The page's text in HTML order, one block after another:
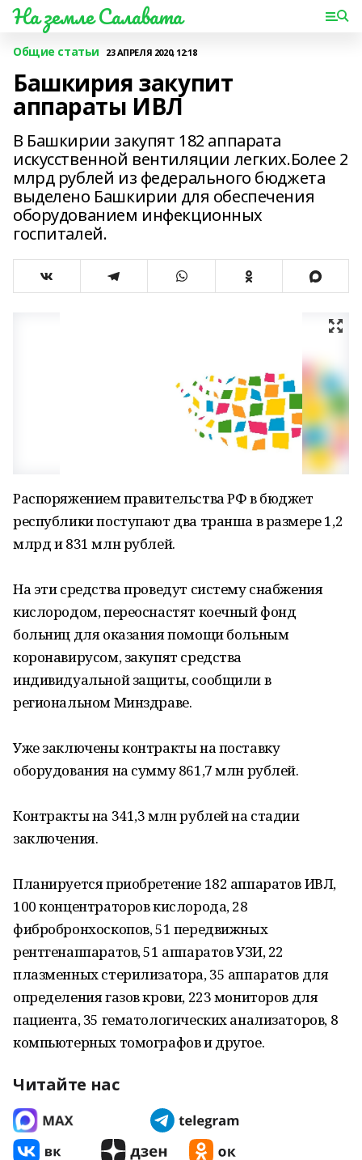
На земле Салавата
Общие статьи 23 АПРЕЛЯ 2020, 12:18
Башкирия закупит
аппараты ИВЛ
В Башкирии закупят 182 аппарата
искусственной вентиляции легких.Более 2
млрд рублей из федерального бюджета
выделено Башкирии для обеспечения
оборудованием инфекционных
госпиталей.
Распоряжением правительства РФ в бюджет
республики поступают два транша в размере 1,2
млрд и 831 млн рублей.
На эти средства проведут систему снабжения
кислородом, переоснастят коечный фонд
больниц для оказания помощи больным
коронавирусом, закупят средства
индивидуальной защиты, сообщили в
региональном Минздраве.
Уже заключены контракты на поставку
оборудования на сумму 861,7 млн рублей.
Контракты на 341,3 млн рублей на стадии
заключения.
Планируется приобретение 182 аппаратов ИВЛ,
100 концентраторов кислорода, 28
фибробронхоскопов, 51 передвижных
рентгенаппаратов, 51 аппаратов УЗИ, 22
плазменных стерилизатора, 35 аппаратов для
определения газов крови, 223 мониторов для
пациента, 35 гематологических анализаторов, 8
компьютерных томографов и другое.
Читайте нас